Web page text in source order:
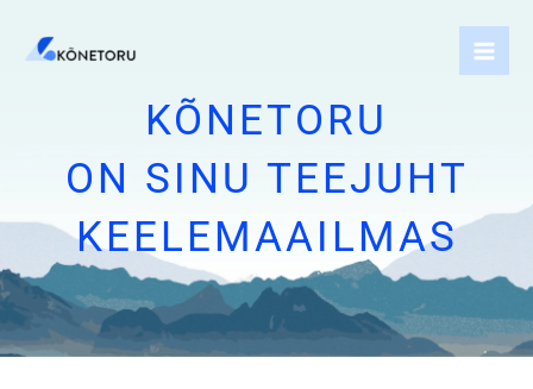
KÕNETORU
ON SINU TEEJUHT
KEELEMAAILMAS